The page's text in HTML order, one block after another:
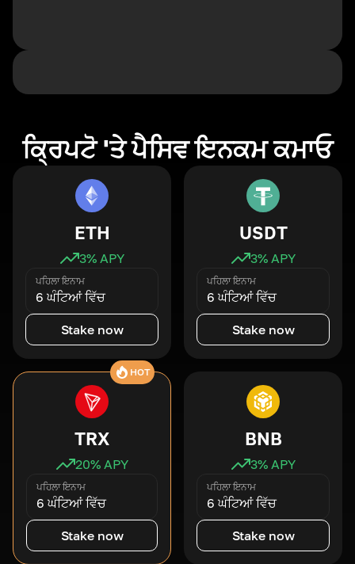
ਕ੍ਰਿਪਟੋ 'ਤੇ ਪੈਸਿਵ ਇਨਕਮ ਕਮਾਓ
ETH
3% APY
ਪਹਿਲਾ ਇਨਾਮ
6 ਘੰਟਿਆਂ ਵਿੱਚ
Stake now
USDT
3% APY
ਪਹਿਲਾ ਇਨਾਮ
6 ਘੰਟਿਆਂ ਵਿੱਚ
Stake now
HOT
TRX
20% APY
ਪਹਿਲਾ ਇਨਾਮ
6 ਘੰਟਿਆਂ ਵਿੱਚ
Stake now
BNB
3% APY
ਪਹਿਲਾ ਇਨਾਮ
6 ਘੰਟਿਆਂ ਵਿੱਚ
Stake now